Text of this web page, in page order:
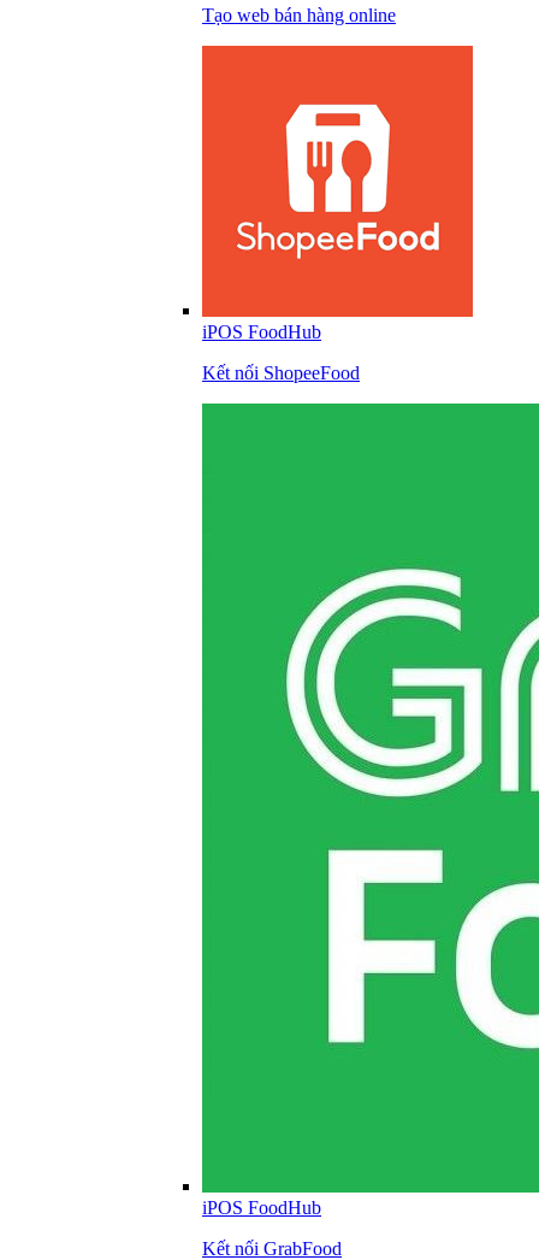
Tạo web bán hàng online
iPOS FoodHub
Kết nối ShopeeFood
iPOS FoodHub
Kết nối GrabFood